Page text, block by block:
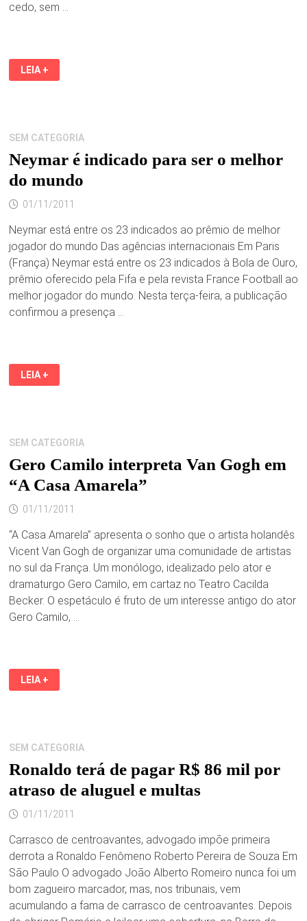
cedo, sem …
ADRIANO
É
XÍCARA
LEIA +
SEM CATEGORIA
Neymar é indicado para ser o melhor
do mundo
01/11/2011
Neymar está entre os 23 indicados ao prêmio de melhor
jogador do mundo Das agências internacionais Em Paris
(França) Neymar está entre os 23 indicados à Bola de Ouro,
prêmio oferecido pela Fifa e pela revista France Football ao
melhor jogador do mundo. Nesta terça-feira, a publicação
confirmou a presença …
NEYMAR
É
DO
MUNDO
LEIA +
SEM CATEGORIA
Gero Camilo interpreta Van Gogh em
“A Casa Amarela”
01/11/2011
“A Casa Amarela” apresenta o sonho que o artista holandês
Vicent Van Gogh de organizar uma comunidade de artistas
no sul da França. Um monólogo, idealizado pelo ator e
dramaturgo Gero Camilo, em cartaz no Teatro Cacilda
Becker. O espetáculo é fruto de um interesse antigo do ator
Gero Camilo, …
GERO
CAMILO
CASA
AMARELA”
LEIA +
SEM CATEGORIA
Ronaldo terá de pagar R$ 86 mil por
atraso de aluguel e multas
01/11/2011
Carrasco de centroavantes, advogado impõe primeira
derrota a Ronaldo Fenômeno Roberto Pereira de Souza Em
São Paulo O advogado João Alberto Romeiro nunca foi um
bom zagueiro marcador, mas, nos tribunais, vem
acumulando a fama de carrasco de centroavantes. Depois